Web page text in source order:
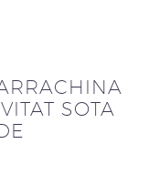
SOTA